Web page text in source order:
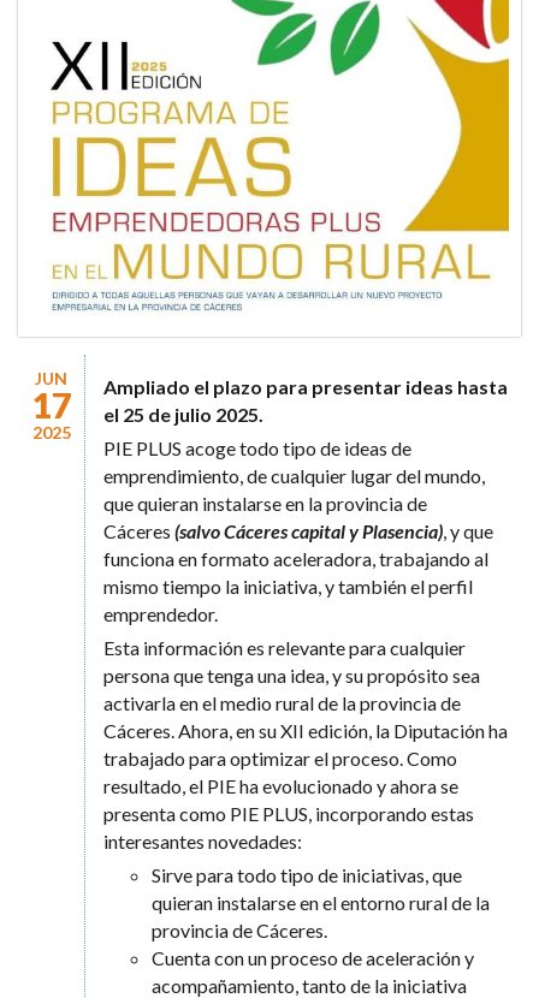
JUN
17
2025
Ampliado el plazo para presentar ideas hasta
el 25 de julio 2025.
PIE PLUS acoge todo tipo de ideas de
emprendimiento, de cualquier lugar del mundo,
que quieran instalarse en la provincia de
Cáceres (salvo Cáceres capital y Plasencia), y que
funciona en formato aceleradora, trabajando al
mismo tiempo la iniciativa, y también el perfil
emprendedor.
Esta información es relevante para cualquier
persona que tenga una idea, y su propósito sea
activarla en el medio rural de la provincia de
Cáceres. Ahora, en su XII edición, la Diputación ha
trabajado para optimizar el proceso. Como
resultado, el PIE ha evolucionado y ahora se
presenta como PIE PLUS, incorporando estas
interesantes novedades:
Sirve para todo tipo de iniciativas, que
quieran instalarse en el entorno rural de la
provincia de Cáceres.
Cuenta con un proceso de aceleración y
acompañamiento, tanto de la iniciativa